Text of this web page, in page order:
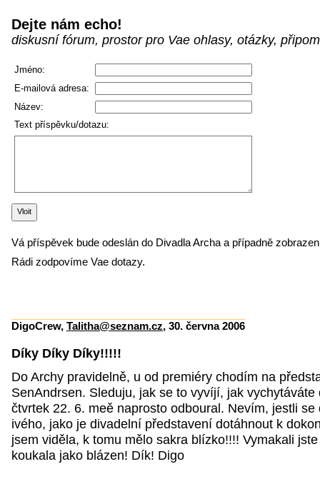
Dejte nám echo!
diskusní fórum, prostor pro Vae ohlasy, otázky,
Jméno:
E-mailová adresa:
Název:
Text příspěvku/dotazu:
Vá příspěvek bude odeslán do Divadla Archa a případně
Rádi zodpovíme Vae dotazy.
DigoCrew, Talitha@seznam.cz, 30. června 2006
Díky Díky Díky!!!!!
Do Archy pravidelně, u od premiéry chodím na
SenAndrsen. Sleduju, jak se to vyvíjí, jak vychytáváte
čtvrtek 22. 6. meě naprosto odboural. Nevím, jestli se
ivého, jako je divadelní představení dotáhnout k
jsem viděla, k tomu mělo sakra blízko!!!! Vymakali jste
koukala jako blázen! Dík! Digo